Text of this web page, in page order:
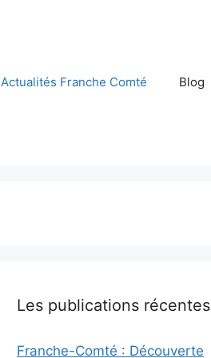
Actualités Franche Comté Blog
Les publications récentes
Franche-Comté : Découverte